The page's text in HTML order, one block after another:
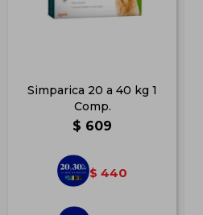
Simparica 20 a 40 kg 1
Comp.
$ 609
$ 440